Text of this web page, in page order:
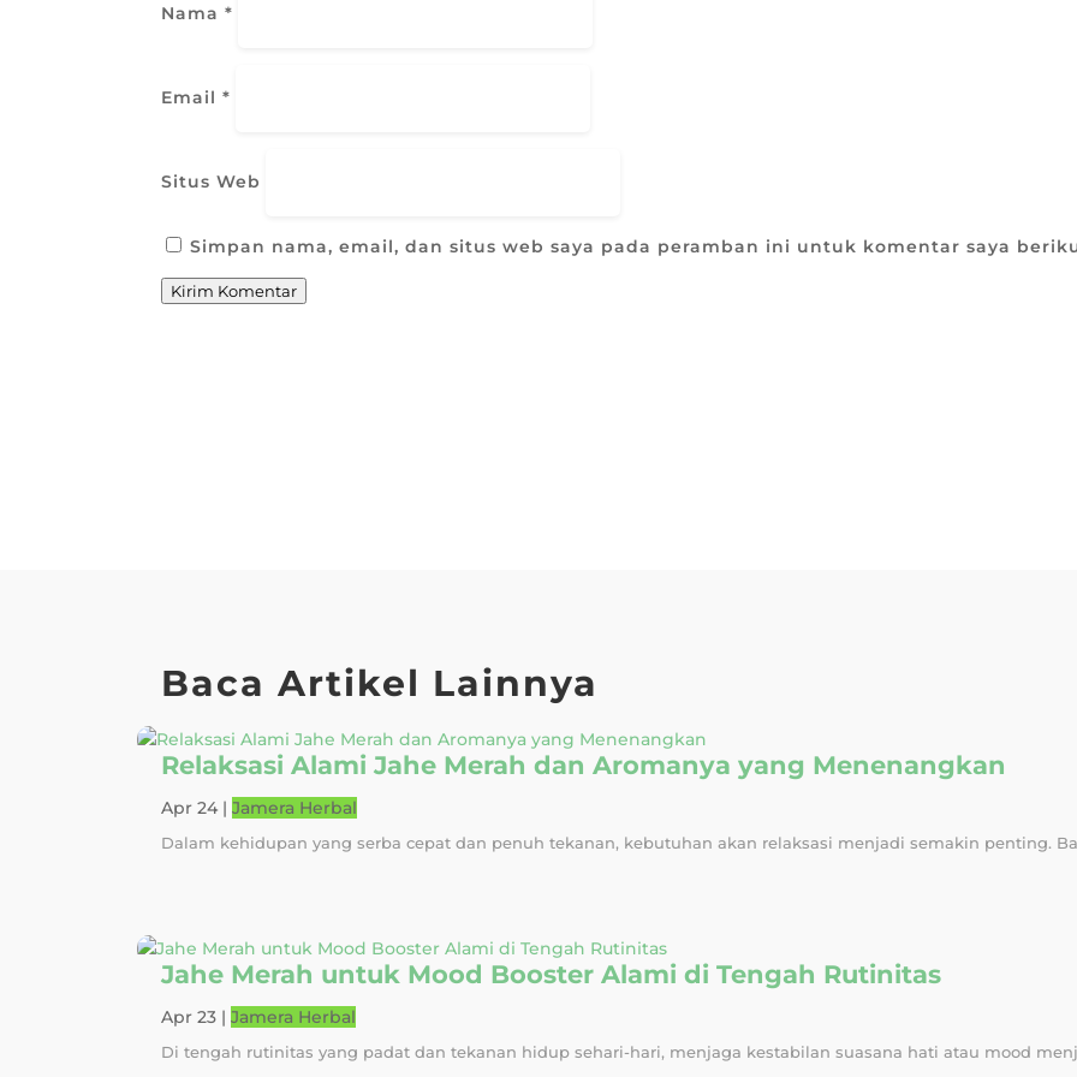
Nama*
Email*
Situs Web
Simpan nama, email, dan situs web saya pada peramban ini untuk komentar saya
Kirim Komentar
Baca Artikel Lainnya
Relaksasi Alami Jahe Merah dan Aromanya yang Menenangkan
Apr 24 |Jamera Herbal
Dalam kehidupan yang serba cepat dan penuh tekanan, kebutuhan akan relaksasi menjadi semakin penting.
Jahe Merah untuk Mood Booster Alami di Tengah Rutinitas
Apr 23 |Jamera Herbal
Di tengah rutinitas yang padat dan tekanan hidup sehari-hari, menjaga kestabilan suasana hati atau mood